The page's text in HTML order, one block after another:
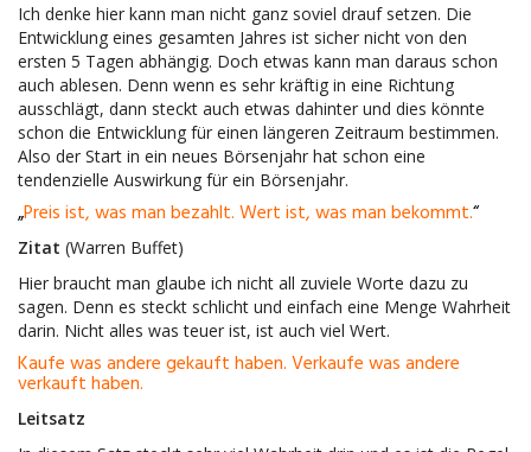
Ich denke hier kann man nicht ganz soviel drauf setzen. Die
Entwicklung eines gesamten Jahres ist sicher nicht von den
ersten 5 Tagen abhängig. Doch etwas kann man daraus schon
auch ablesen. Denn wenn es sehr kräftig in eine Richtung
ausschlägt, dann steckt auch etwas dahinter und dies könnte
schon die Entwicklung für einen längeren Zeitraum bestimmen.
Also der Start in ein neues Börsenjahr hat schon eine
tendenzielle Auswirkung für ein Börsenjahr.
„Preis ist, was man bezahlt. Wert ist, was man bekommt.“
Zitat (Warren Buffet)
Hier braucht man glaube ich nicht all zuviele Worte dazu zu
sagen. Denn es steckt schlicht und einfach eine Menge Wahrheit
darin. Nicht alles was teuer ist, ist auch viel Wert.
Kaufe was andere gekauft haben. Verkaufe was andere
verkauft haben.
Leitsatz